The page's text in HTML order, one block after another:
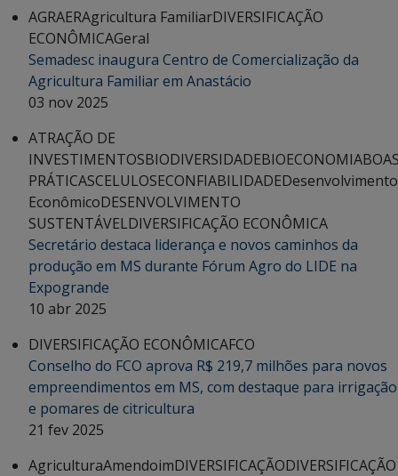
AGRAERAgricultura FamiliarDIVERSIFICAÇÃO
ECONÔMICAGeral
Semadesc inaugura Centro de Comercialização da
Agricultura Familiar em Anastácio
03 nov 2025
ATRAÇÃO DE
INVESTIMENTOSBIODIVERSIDADEBIOECONOMIA
PRÁTICASCELULOSECONFIABILIDADEDesenvolvimento
EconômicoDESENVOLVIMENTO
SUSTENTÁVELDIVERSIFICAÇÃO ECONÔMICA
Secretário destaca liderança e novos caminhos da
produção em MS durante Fórum Agro do LIDE na
Expogrande
10 abr 2025
DIVERSIFICAÇÃO ECONÔMICAFCO
Conselho do FCO aprova R$ 219,7 milhões para novos
empreendimentos em MS, com destaque para irrigação
e pomares de citricultura
21 fev 2025
AgriculturaAmendoimDIVERSIFICAÇÃODIVERSIFICAÇÃO